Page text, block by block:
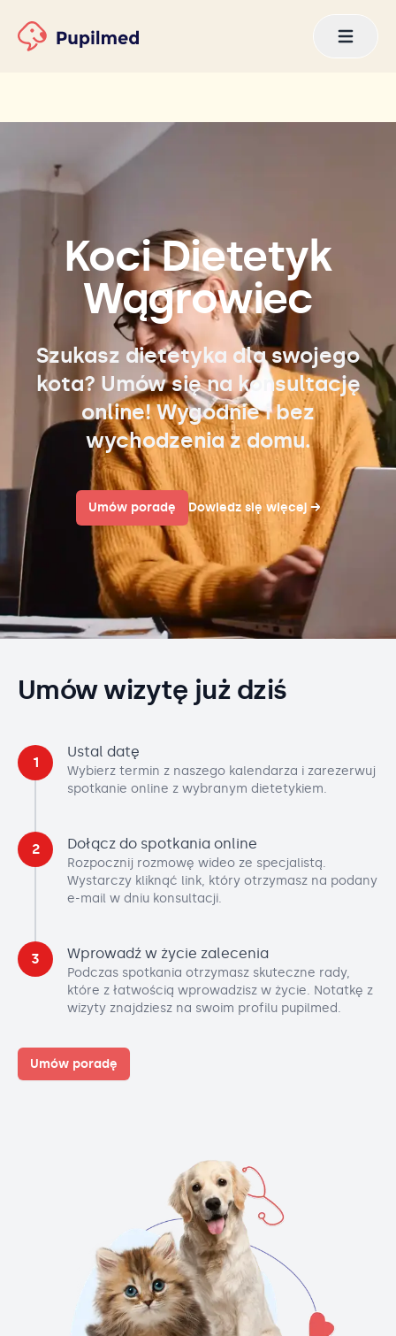
Koci Dietetyk
Wągrowiec
Szukasz dietetyka dla swojego
kota? Umów się na konsultację
online! Wygodnie i bez
wychodzenia z domu.
Umów poradę Dowiedz się więcej →
Umów wizytę już dziś
1
Ustal datę
Wybierz termin z naszego kalendarza i zarezerwuj
spotkanie online z wybranym dietetykiem.
2 Dołącz do spotkania online
Rozpocznij rozmowę wideo ze specjalistą.
Wystarczy kliknąć link, który otrzymasz na podany
e-mail w dniu konsultacji.
3 Wprowadź w życie zalecenia
Podczas spotkania otrzymasz skuteczne rady,
które z łatwością wprowadzisz w życie. Notatkę z
wizyty znajdziesz na swoim profilu pupilmed.
Umów poradę